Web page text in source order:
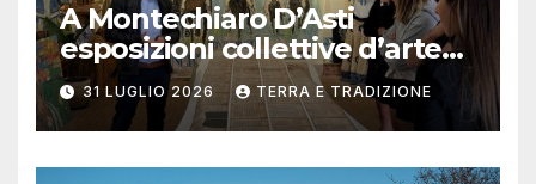
A Montechiaro D’Asti
esposizioni collettive d’arte
contemporanea
31 LUGLIO 2026 TERRA E TRADIZIONE